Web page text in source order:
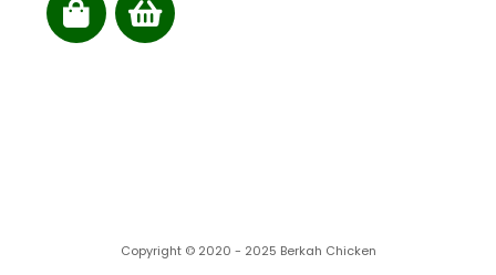
Copyright © 2020 - 2025 Berkah Chicken